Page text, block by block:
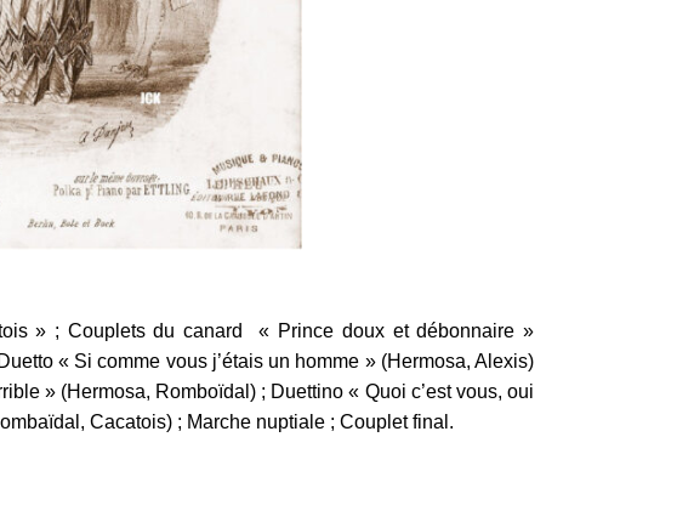
» ; Couplets du canard « Prince doux et débonnaire »
« Si comme vous j’étais un homme » (Hermosa, Alexis)
» (Hermosa, Romboïdal) ; Duettino « Quoi c’est vous, oui
Cacatois) ; Marche nuptiale ; Couplet final.